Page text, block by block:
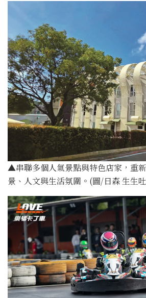
▲串聯多個人氣景點與特色店家，重
景、人文與生活氛圍。(圖/日森 生生